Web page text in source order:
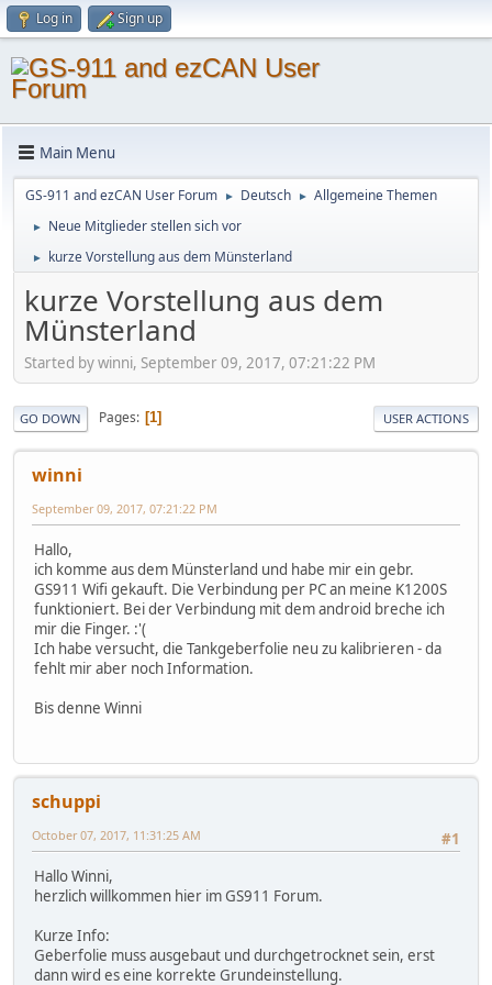
Log in Sign up
Main Menu
GS-911 and ezCAN User Forum ► Deutsch ► Allgemeine Themen
► Neue Mitglieder stellen sich vor
► kurze Vorstellung aus dem Münsterland
kurze Vorstellung aus dem
Münsterland
Started by winni, September 09, 2017, 07:21:22 PM
GO DOWN Pages 1 USER ACTIONS
winni
September 09, 2017, 07:21:22 PM
Hallo,
ich komme aus dem Münsterland und habe mir ein gebr.
GS911 Wifi gekauft. Die Verbindung per PC an meine K1200S
funktioniert. Bei der Verbindung mit dem android breche ich
mir die Finger. :'(
Ich habe versucht, die Tankgeberfolie neu zu kalibrieren - da
fehlt mir aber noch Information.
Bis denne Winni
schuppi
#1
October 07, 2017, 11:31:25 AM
Hallo Winni,
herzlich willkommen hier im GS911 Forum.
Kurze Info:
Geberfolie muss ausgebaut und durchgetrocknet sein, erst
dann wird es eine korrekte Grundeinstellung.